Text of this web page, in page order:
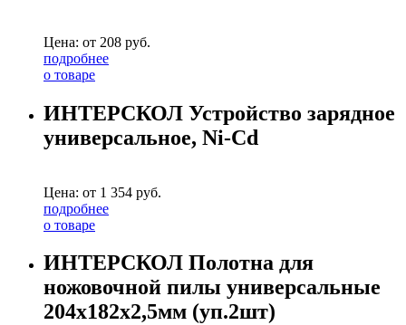
Цена: от 208 руб.
подробнее
о товаре
ИНТЕРСКОЛ Устройство зарядное
универсальное, Ni-Cd
Цена: от 1 354 руб.
подробнее
о товаре
ИНТЕРСКОЛ Полотна для
ножовочной пилы универсальные
204х182х2,5мм (уп.2шт)